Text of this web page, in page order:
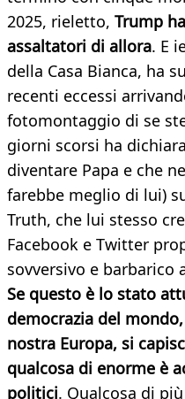
2025, rieletto, Trump
assaltatori di allora. E
della Casa Bianca, ha
recenti eccessi
fotomontaggio di se
giorni scorsi ha
diventare Papa e che
farebbe meglio di lui)
Truth, che lui stesso
Facebook e Twitter
sovversivo e barbarico
Se questo è lo stato
democrazia del
nostra Europa, si
qualcosa di enorme è
politici. Qualcosa di